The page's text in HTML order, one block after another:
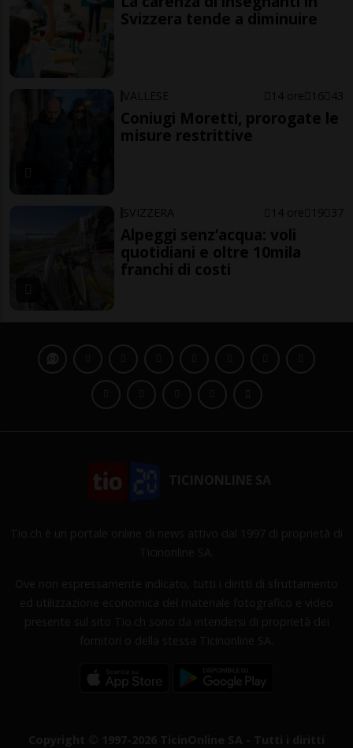
Svizzera tende a diminuire
VALLESE 14 ore 16 43
Coniugi Moretti, prorogate le
misure restrittive
SVIZZERA 14 ore 19 37
Alpeggi senz’acqua: voli
quotidiani e oltre 10mila
franchi di costi